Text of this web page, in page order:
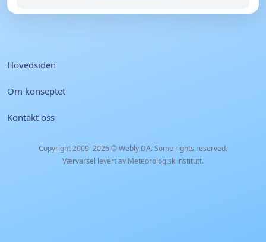
Hovedsiden
Om konseptet
Kontakt oss
Copyright 2009–2026 ©Webly DA. Some rights reserved.
Værvarsel levert av Meteorologisk institutt.